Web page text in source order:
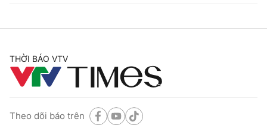
THỜI BÁO VTV
Theo dõi báo trên